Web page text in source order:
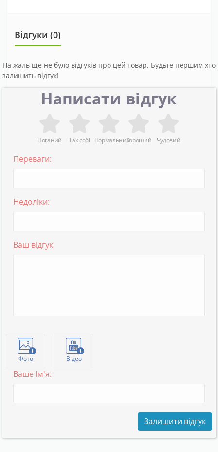
Відгуки (0)
На жаль ще не було відгуків про цей товар. Будьте першим хто
залишить відгук!
Написати відгук
Поганий Так собі НормальнийХороший Чудовий
Переваги:
Недоліки:
Ваш відгук:
Фото Відео
Ваше Ім'я:
Залишити відгук